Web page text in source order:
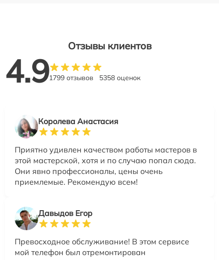
Отзывы клиентов
4.91799 отзывов 5358 оценок
Королева Анастасия
Приятно удивлен качеством работы мастеров в
этой мастерской, хотя и по случаю попал сюда.
Они явно профессионалы, цены очень
приемлемые. Рекомендую всем!
Давыдов Егор
Превосходное обслуживание! В этом сервисе
мой телефон был отремонтирован